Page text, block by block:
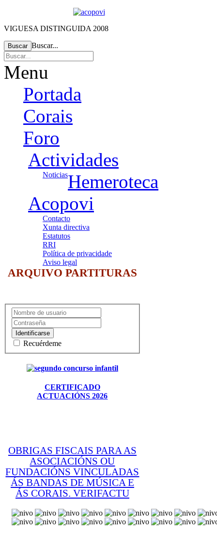
VIGUESA DISTINGUIDA 2008
Buscar Buscar...
Menu
Portada
Corais
Foro
Actividades
NoticiasHemeroteca
Acopovi
Contacto
Xunta directiva
Estatutos
RRI
Política de privacidade
Aviso legal
ARQUIVO PARTITURAS
Identificarse
Recuérdeme
CERTIFICADO
ACTUACIÓNS 2026
OBRIGAS FISCAIS PARA AS
ASOCIACIÓNS OU
FUNDACIÓNS VINCULADAS
ÁS BANDAS DE MÚSICA E
ÁS CORAIS. VERIFACTU